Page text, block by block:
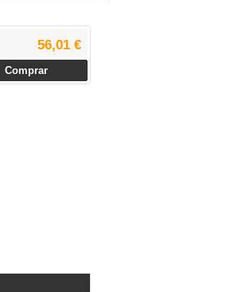
56,01 €
Comprar